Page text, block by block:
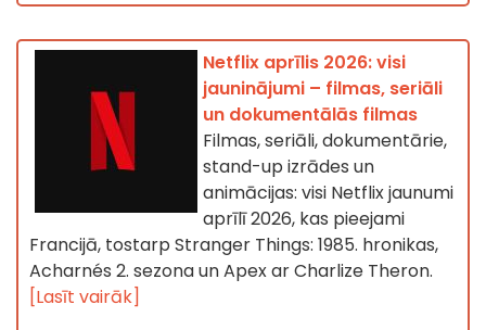
Netflix aprīlis 2026: visi
jauninājumi – filmas, seriāli
un dokumentālās filmas
Filmas, seriāli, dokumentārie,
stand-up izrādes un
animācijas: visi Netflix jaunumi
aprīlī 2026, kas pieejami
Francijā, tostarp Stranger Things: 1985. hronikas,
Acharnés 2. sezona un Apex ar Charlize Theron.
[Lasīt vairāk]